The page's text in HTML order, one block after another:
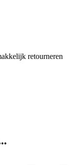
retourneren